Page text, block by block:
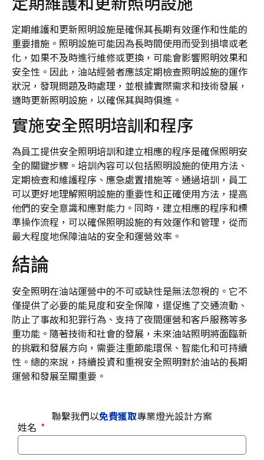
聯繫我們以免費獲取專業燈光設計方案
姓名
定期維護和更新照明設施是確保其長期有效運作和性能的
重要措施。照明設施可能因為長時間使用而受到損壞或老
化，如果不及時進行維修或更換，可能會影響照明效果和
安全性。因此，油站經營者應該定期檢查照明設施的運作
狀況，發現問題及時處理，並根據實際需求和技術發展，
適時更新照明設施，以確保其與時俱進。
實施安全照明培訓和程序
為員工提供安全照明培訓和建立相應的程序是確保照明安
全的關鍵步驟。培訓內容可以包括照明設施的使用方法、
定期檢查和維護程序、應急處置措施等。通過培訓，員工
可以更好地理解照明設施的重要性和正確使用方法，提高
他們的安全意識和應對能力。同時，建立相應的程序和標
準操作流程，可以確保照明設施的有效運作和管理，從而
最大程度地保障油站的安全和運營效率。
結論
安全照明在油站運營中的不可或缺性是無法忽視的。它不
僅提供了必要的能見度和安全保障，還促進了交通流動、
防止了事故和犯罪行為、支持了夜間運營和客戶服務等多
重功能。隨著技術和社會的發展，未來油站照明將面臨新
的挑戰和發展方向，需要注重節能環保、智能化和可持續
性。總的來說，持續投資和重視安全照明對於油站的長期
運營和發展至關重要。